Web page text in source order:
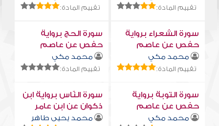
تقييم المادة: تقييم المادة:
سورة الشعراء برواية
حفص عن عاصم
محمد مكي
تقييم المادة:
سورة الحج برواية
حفص عن عاصم
محمد مكي
تقييم المادة:
سورة التوبة برواية
حفص عن عاصم
محمد مكي
سورة النّاس برواية ابن
ذكوان عن ابن عامر
محمد يحيى طاهر